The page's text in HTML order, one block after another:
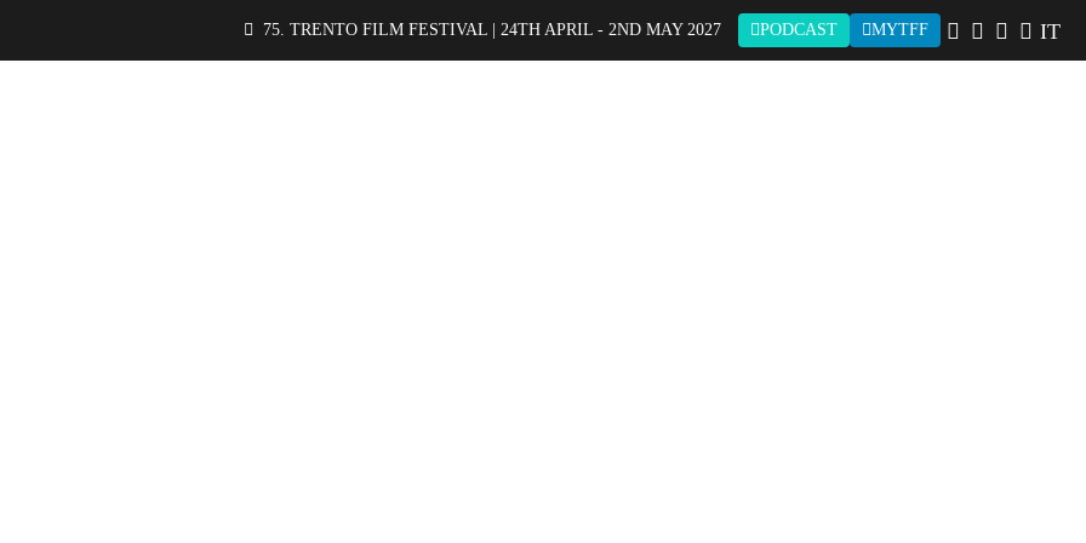
75. TRENTO FILM FESTIVAL | 24TH APRIL - 2ND MAY 2027 PODCAST MYTFF IT